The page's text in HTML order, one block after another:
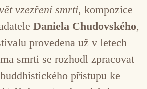
vzezření smrti, kompozice
Daniela Chudovského,
provedena už v letech
smrti se rozhodl zpracovat
přístupu ke